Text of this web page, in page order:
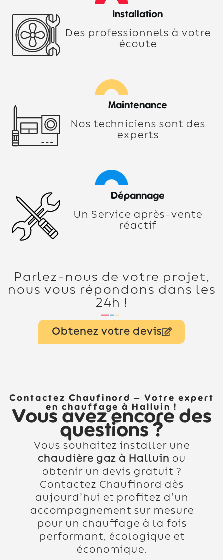
Installation
Des professionnels à votre
écoute
Maintenance
Nos techniciens sont des
experts
Dépannage
Un Service après-vente
réactif
Parlez-nous de votre projet,
nous vous répondons dans les
24h !
Obtenez votre devis
Contactez Chaufinord – Votre expert
en chauffage à Halluin !
Vous avez encore des
questions ?
Vous souhaitez installer une
chaudière gaz à Halluin ou
obtenir un devis gratuit ?
Contactez Chaufinord dès
aujourd’hui et profitez d’un
accompagnement sur mesure
pour un chauffage à la fois
performant, écologique et
économique.